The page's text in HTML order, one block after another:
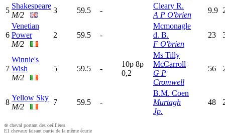
5
Shakespeare
M/2
3 59.5 -
Cleary R.
A P O'brien
9.9
6
Venetian
Power
M/2
2 59.5 -
Mcmonagle
d. B.
F O'brien
23
7
Winnie's
Wish
M/2
5 59.5 -
10p 8p
0,2
Ms Tilly
McCarroll
G P
Cromwell
56
8
Yellow Sky
M/2
7 59.5 -
B.M. Coen
Murtagh
Jp.
48
⊗ cheval portant des oeilllères
E1 chevaux faisant partie de la même écurie